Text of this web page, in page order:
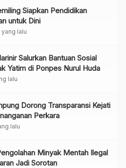
Siapkan Pendidikan
untuk Dini
lalu
Salurkan Bantuan Sosial
Yatim di Ponpes Nurul Huda
lalu
Dorong Transparansi Kejati
Perkara
lalu
Minyak Mentah Ilegal
Jadi Sorotan